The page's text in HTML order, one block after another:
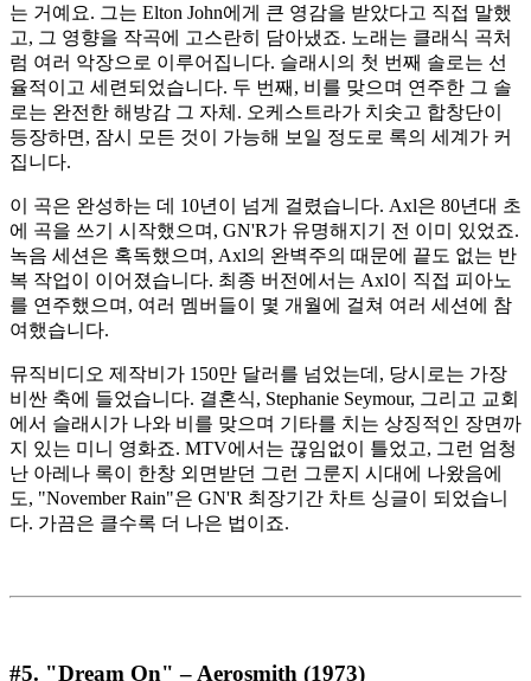
는 거예요. 그는 Elton John에게 큰 영감을 받았다고 직접 말했
고, 그 영향을 작곡에 고스란히 담아냈죠. 노래는 클래식 곡처
럼 여러 악장으로 이루어집니다. 슬래시의 첫 번째 솔로는 선
율적이고 세련되었습니다. 두 번째, 비를 맞으며 연주한 그 솔
로는 완전한 해방감 그 자체. 오케스트라가 치솟고 합창단이
등장하면, 잠시 모든 것이 가능해 보일 정도로 록의 세계가 커
집니다.
이 곡은 완성하는 데 10년이 넘게 걸렸습니다. Axl은 80년대 초
에 곡을 쓰기 시작했으며, GN'R가 유명해지기 전 이미 있었죠.
녹음 세션은 혹독했으며, Axl의 완벽주의 때문에 끝도 없는 반
복 작업이 이어졌습니다. 최종 버전에서는 Axl이 직접 피아노
를 연주했으며, 여러 멤버들이 몇 개월에 걸쳐 여러 세션에 참
여했습니다.
뮤직비디오 제작비가 150만 달러를 넘었는데, 당시로는 가장
비싼 축에 들었습니다. 결혼식, Stephanie Seymour, 그리고 교회
에서 슬래시가 나와 비를 맞으며 기타를 치는 상징적인 장면까
지 있는 미니 영화죠. MTV에서는 끊임없이 틀었고, 그런 엄청
난 아레나 록이 한창 외면받던 그런 그룬지 시대에 나왔음에
도, "November Rain"은 GN'R 최장기간 차트 싱글이 되었습니
다. 가끔은 클수록 더 나은 법이죠.
#5. "Dream On" – Aerosmith (1973)